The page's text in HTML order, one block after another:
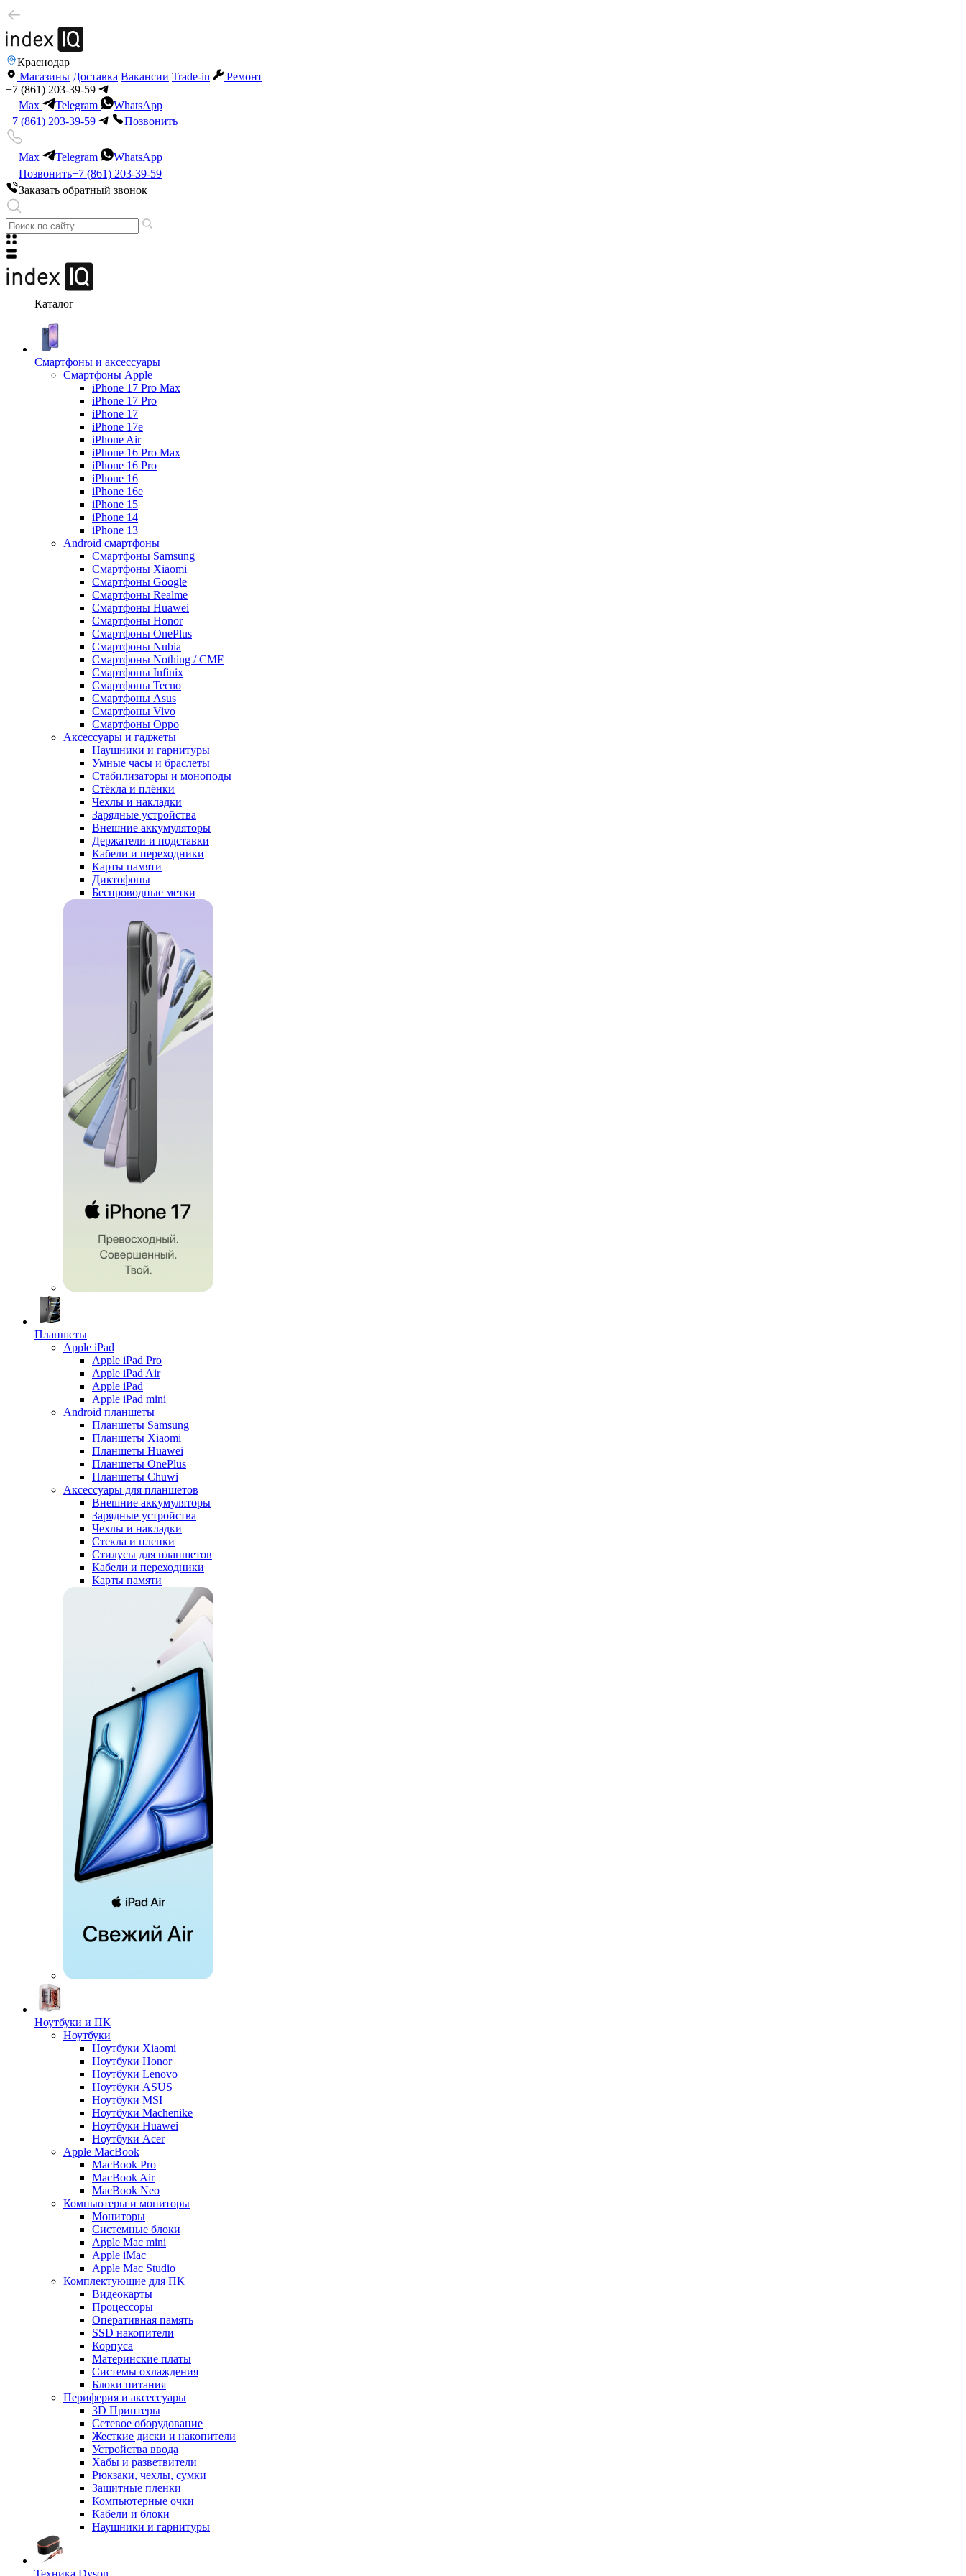
Краснодар
Магазины Доставка Вакансии Trade-in
Ремонт
+7 (861) 203-39-59
Max
Telegram
WhatsApp
+7 (861) 203-39-59
Позвонить
Max Telegram
WhatsApp
Позвонить+7 (861) 203-39-59
Заказать обратный звонок
Каталог
Смартфоны и аксессуары
Смартфоны Apple
iPhone 17 Pro Max
iPhone 17 Pro
iPhone 17
iPhone 17e
iPhone Air
iPhone 16 Pro Max
iPhone 16 Pro
iPhone 16
iPhone 16e
iPhone 15
iPhone 14
iPhone 13
Android cмартфоны
Смартфоны Samsung
Смартфоны Xiaomi
Смартфоны Google
Смартфоны Realme
Смартфоны Huawei
Смартфоны Honor
Смартфоны OnePlus
Смартфоны Nubia
Смартфоны Nothing / CMF
Смартфоны Infinix
Смартфоны Tecno
Смартфоны Asus
Смартфоны Vivo
Смартфоны Oppo
Аксессуары и гаджеты
Наушники и гарнитуры
Умные часы и браслеты
Стабилизаторы и моноподы
Стёкла и плёнки
Чехлы и накладки
Зарядные устройства
Внешние аккумуляторы
Держатели и подставки
Кабели и переходники
Карты памяти
Диктофоны
Беспроводные метки
Планшеты
Apple iPad
Apple iPad Pro
Apple iPad Air
Apple iPad
Apple iPad mini
Android планшеты
Планшеты Samsung
Планшеты Xiaomi
Планшеты Huawei
Планшеты OnePlus
Планшеты Chuwi
Аксессуары для планшетов
Внешние аккумуляторы
Зарядные устройства
Чехлы и накладки
Стекла и пленки
Стилусы для планшетов
Кабели и переходники
Карты памяти
Ноутбуки и ПК
Ноутбуки
Ноутбуки Xiaomi
Ноутбуки Honor
Ноутбуки Lenovo
Ноутбуки ASUS
Ноутбуки MSI
Ноутбуки Machenike
Ноутбуки Huawei
Ноутбуки Acer
Apple MacBook
MacBook Pro
MacBook Air
MacBook Neo
Компьютеры и мониторы
Мониторы
Системные блоки
Apple Mac mini
Apple iMac
Apple Mac Studio
Комплектующие для ПК
Видеокарты
Процессоры
Оперативная память
SSD накопители
Корпуса
Материнские платы
Системы охлаждения
Блоки питания
Периферия и аксессуары
3D Принтеры
Сетевое оборудование
Жесткие диски и накопители
Устройства ввода
Хабы и разветвители
Рюкзаки, чехлы, сумки
Защитные пленки
Компьютерные очки
Кабели и блоки
Наушники и гарнитуры
Техника Dyson